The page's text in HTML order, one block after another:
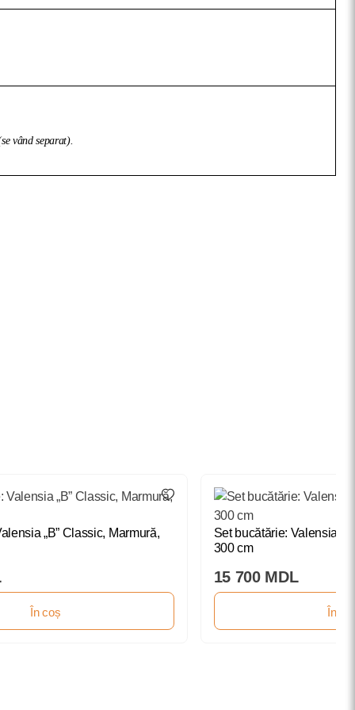
vând separat).
„B” Classic, Marmură,
În coș
Set bucătărie: Valensia
300 cm
15 700 MDL
În